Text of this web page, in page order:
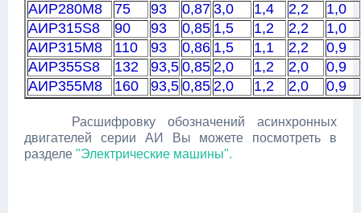
АИР280M8
75 93 0,87 3,0 1,4 2,2
1,0
АИР315S8
90 93 0,85 1,5 1,2 2,2
1,0
АИР315M8
110 93 0,86 1,5 1,1 2,2
0,9
АИР355S8
132 93,5 0,85 2,0 1,2 2,0
0,9
АИР355M8
160 93,5 0,85 2,0 1,2 2,0 0,9
Расшифровку обозначений асинхронных
двигателей серии АИ Вы можете посмотреть в
разделе "Электрические машины".